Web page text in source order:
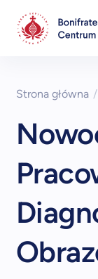
Strona główna /